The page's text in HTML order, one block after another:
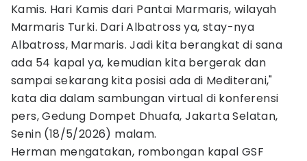
Kamis. Hari Kamis dari Pantai Marmaris, wilayah
Marmaris Turki. Dari Albatross ya, stay-nya
Albatross, Marmaris. Jadi kita berangkat di sana
ada 54 kapal ya, kemudian kita bergerak dan
sampai sekarang kita posisi ada di Mediterani,"
kata dia dalam sambungan virtual di konferensi
pers, Gedung Dompet Dhuafa, Jakarta Selatan,
Senin (18/5/2026) malam.
Herman mengatakan, rombongan kapal GSF